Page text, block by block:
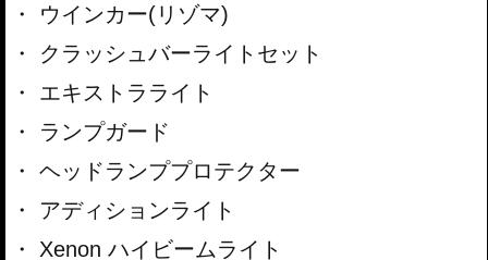
ウインカー(リゾマ)
クラッシュバーライトセット
エキストラライト
ランプガード
ヘッドランププロテクター
アディションライト
Xenon ハイビームライト